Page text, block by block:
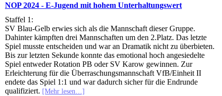
NOP 2024 - E-Jugend mit hohem Unterhaltungswert
Staffel 1:
SV Blau-Gelb erwies sich als die Mannschaft dieser Gruppe.
Dahinter kämpften drei Mannschaften um den 2.Platz. Das letzte
Spiel musste entscheiden und war an Dramatik nicht zu überbieten.
Bis zur letzten Sekunde konnte das emotional hoch angesiedelte
Spiel entweder Rotation PB oder SV Karow gewinnen. Zur
Erleichterung für die Überraschungsmannschaft VfB/Einheit II
endete das Spiel 1:1 und war dadurch sicher für die Endrunde
qualifiziert. [Mehr lesen…]